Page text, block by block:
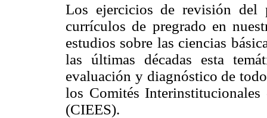
Los ejercicios de revisión del
currículos de pregrado en
estudios sobre las ciencias
las últimas décadas esta
evaluación y diagnóstico de
los Comités
(CIEES).